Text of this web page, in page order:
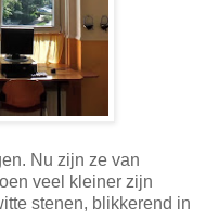
Nu zijn ze van
veel kleiner zijn
stenen, blikkerend in